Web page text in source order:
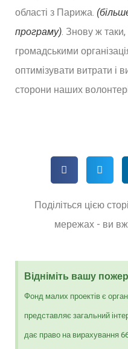
області з Парижа.
програму). Знову ж
громадськими
оптимізувати витрати і
сторони наших
Поділіться цією
мережах - ви
Відніміть вашу
Фонд малих проектів є
представляє загальний
дає право на вирахування